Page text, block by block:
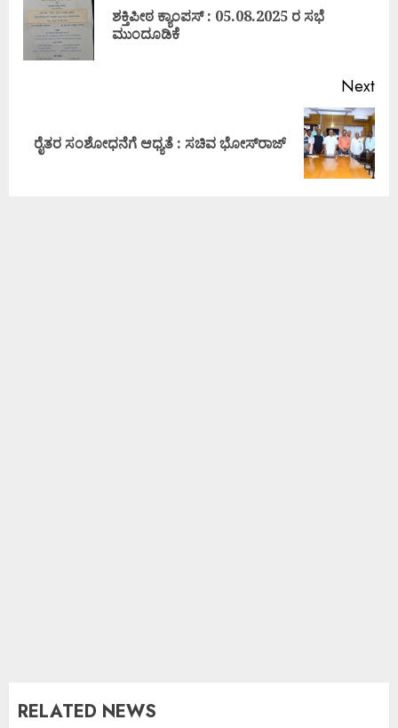
ಶಕ್ತಿಪೀಠ ಕ್ಯಾಂಪಸ್ : 05.08.2025 ರ ಸಭೆ
ಮುಂದೂಡಿಕೆ
Next
ರೈತರ ಸಂಶೋಧನೆಗೆ ಆಧ್ಯತೆ : ಸಚಿವ ಭೋಸ್‍ರಾಜ್
RELATED NEWS